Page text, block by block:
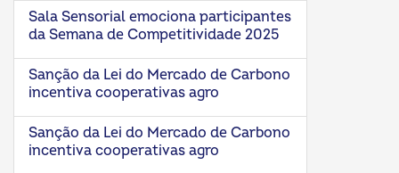
Sala Sensorial emociona participantes
da Semana de Competitividade 2025
Sanção da Lei do Mercado de Carbono
incentiva cooperativas agro
Sanção da Lei do Mercado de Carbono
incentiva cooperativas agro